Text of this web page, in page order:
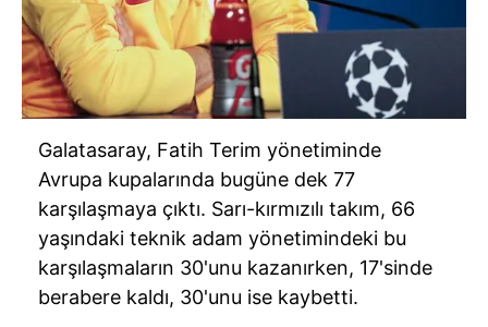
Galatasaray, Fatih Terim yönetiminde
Avrupa kupalarında bugüne dek 77
karşılaşmaya çıktı. Sarı-kırmızılı takım, 66
yaşındaki teknik adam yönetimindeki bu
karşılaşmaların 30'unu kazanırken, 17'sinde
berabere kaldı, 30'unu ise kaybetti.